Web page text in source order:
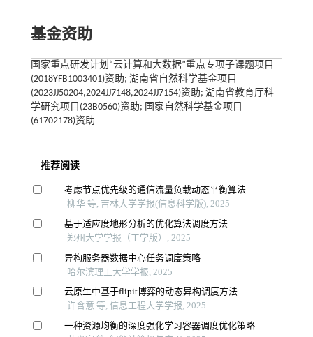
基金资助
国家重点研发计划“云计算和大数据”重点专项子课题项目
(2018YFB1003401)资助; 湖南省自然科学基金项目
(2023JJ50204,2024JJ7148,2024JJ7154)资助; 湖南省教育厅科
学研究项目(23B0560)资助; 国家自然科学基金项目
(61702178)资助